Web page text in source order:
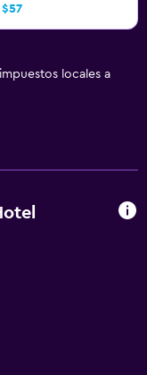
locales a